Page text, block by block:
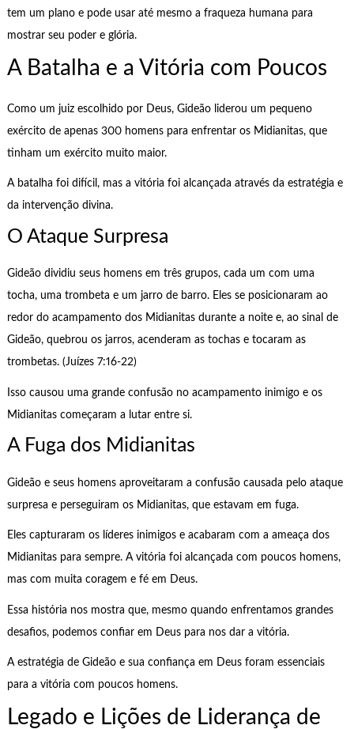
tem um plano e pode usar até mesmo a fraqueza humana para
mostrar seu poder e glória.
A Batalha e a Vitória com Poucos
Como um juiz escolhido por Deus, Gideão liderou um pequeno
exército de apenas 300 homens para enfrentar os Midianitas, que
tinham um exército muito maior.
A batalha foi difícil, mas a vitória foi alcançada através da estratégia e
da intervenção divina.
O Ataque Surpresa
Gideão dividiu seus homens em três grupos, cada um com uma
tocha, uma trombeta e um jarro de barro. Eles se posicionaram ao
redor do acampamento dos Midianitas durante a noite e, ao sinal de
Gideão, quebrou os jarros, acenderam as tochas e tocaram as
trombetas. (Juízes 7:16-22)
Isso causou uma grande confusão no acampamento inimigo e os
Midianitas começaram a lutar entre si.
A Fuga dos Midianitas
Gideão e seus homens aproveitaram a confusão causada pelo ataque
surpresa e perseguiram os Midianitas, que estavam em fuga.
Eles capturaram os líderes inimigos e acabaram com a ameaça dos
Midianitas para sempre. A vitória foi alcançada com poucos homens,
mas com muita coragem e fé em Deus.
Essa história nos mostra que, mesmo quando enfrentamos grandes
desafios, podemos confiar em Deus para nos dar a vitória.
A estratégia de Gideão e sua confiança em Deus foram essenciais
para a vitória com poucos homens.
Legado e Lições de Liderança de